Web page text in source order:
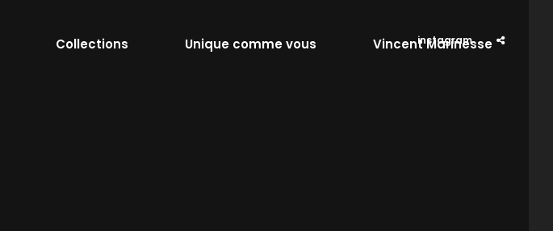
Collections Unique comme vous Vincent Marinesse
instagram